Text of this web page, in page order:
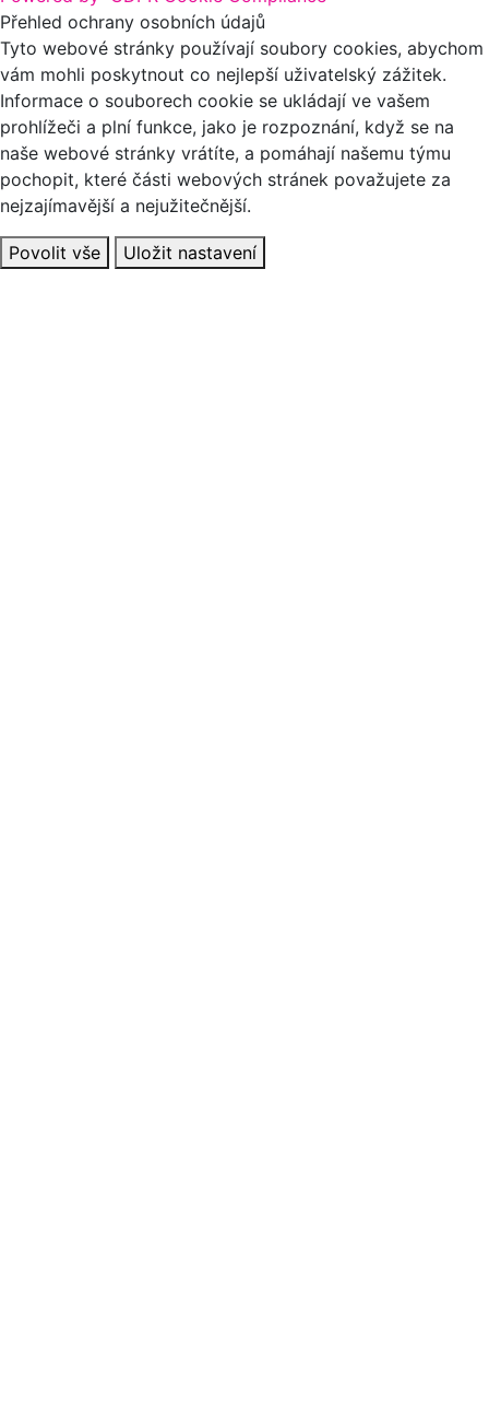
Přehled ochrany osobních údajů
Tyto webové stránky používají soubory cookies, abychom
vám mohli poskytnout co nejlepší uživatelský zážitek.
Informace o souborech cookie se ukládají ve vašem
prohlížeči a plní funkce, jako je rozpoznání, když se na
naše webové stránky vrátíte, a pomáhají našemu týmu
pochopit, které části webových stránek považujete za
nejzajímavější a nejužitečnější.
Povolit vše Uložit nastavení